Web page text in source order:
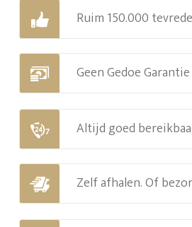
Ruim 150.000
Geen Gedoe
Altijd goed
Zelf afhalen. Of